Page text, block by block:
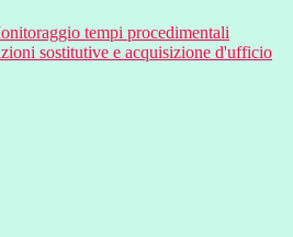
tempi procedimentali
sostitutive e acquisizione d'ufficio